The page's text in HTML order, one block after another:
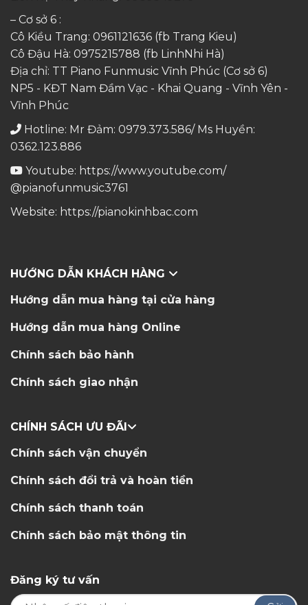
– Cơ sở 6 :
Cô Kiều Trang: 0961121636 (fb Trang Kieu)
Cô Đậu Hà: 0975215788 (fb LinhNhi Hà)
Địa chỉ: TT Piano Funmusic Vĩnh Phúc (Cơ sở 6)
NP5 - KĐT Nam Đầm Vạc - Khai Quang - Vĩnh Yên -
Vĩnh Phúc
Hotline: Mr Đảm: 0979.373.586/ Ms Huyền:
0362.123.886
Youtube: https://www.youtube.com/
@pianofunmusic3761
Website: https://pianokinhbac.com
HƯỚNG DẪN KHÁCH HÀNG
Hướng dẫn mua hàng tại cửa hàng
Hướng dẫn mua hàng Online
Chính sách bảo hành
Chính sách giao nhận
CHÍNH SÁCH ƯU ĐÃI
Chính sách vận chuyển
Chính sách đổi trả và hoàn tiền
Chính sách thanh toán
Chính sách bảo mật thông tin
Đăng ký tư vấn